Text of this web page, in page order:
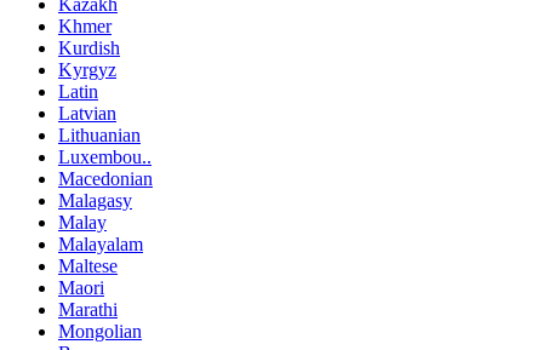
Kazakh
Khmer
Kurdish
Kyrgyz
Latin
Latvian
Lithuanian
Luxembou..
Macedonian
Malagasy
Malay
Malayalam
Maltese
Maori
Marathi
Mongolian